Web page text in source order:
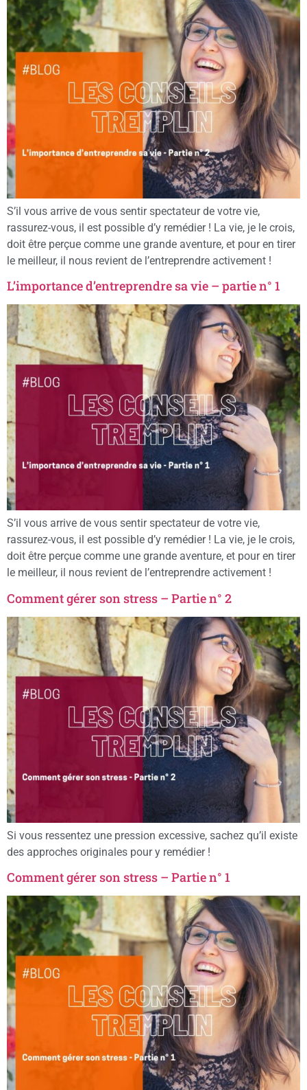
S’il vous arrive de vous sentir spectateur de votre vie,
rassurez-vous, il est possible d’y remédier ! La vie, je le crois,
doit être perçue comme une grande aventure, et pour en tirer
le meilleur, il nous revient de l’entreprendre activement !
L’importance d’entreprendre sa vie – partie n° 1
S’il vous arrive de vous sentir spectateur de votre vie,
rassurez-vous, il est possible d’y remédier ! La vie, je le crois,
doit être perçue comme une grande aventure, et pour en tirer
le meilleur, il nous revient de l’entreprendre activement !
Comment gérer son stress – Partie n° 2
Si vous ressentez une pression excessive, sachez qu’il existe
des approches originales pour y remédier !
Comment gérer son stress – Partie n° 1